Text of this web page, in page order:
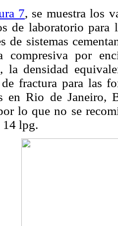
7, se muestra los
de laboratorio para
de sistemas
compresiva por
la densidad
fractura para las
en Rio de Janeiro,
lo que no se
14 lpg.